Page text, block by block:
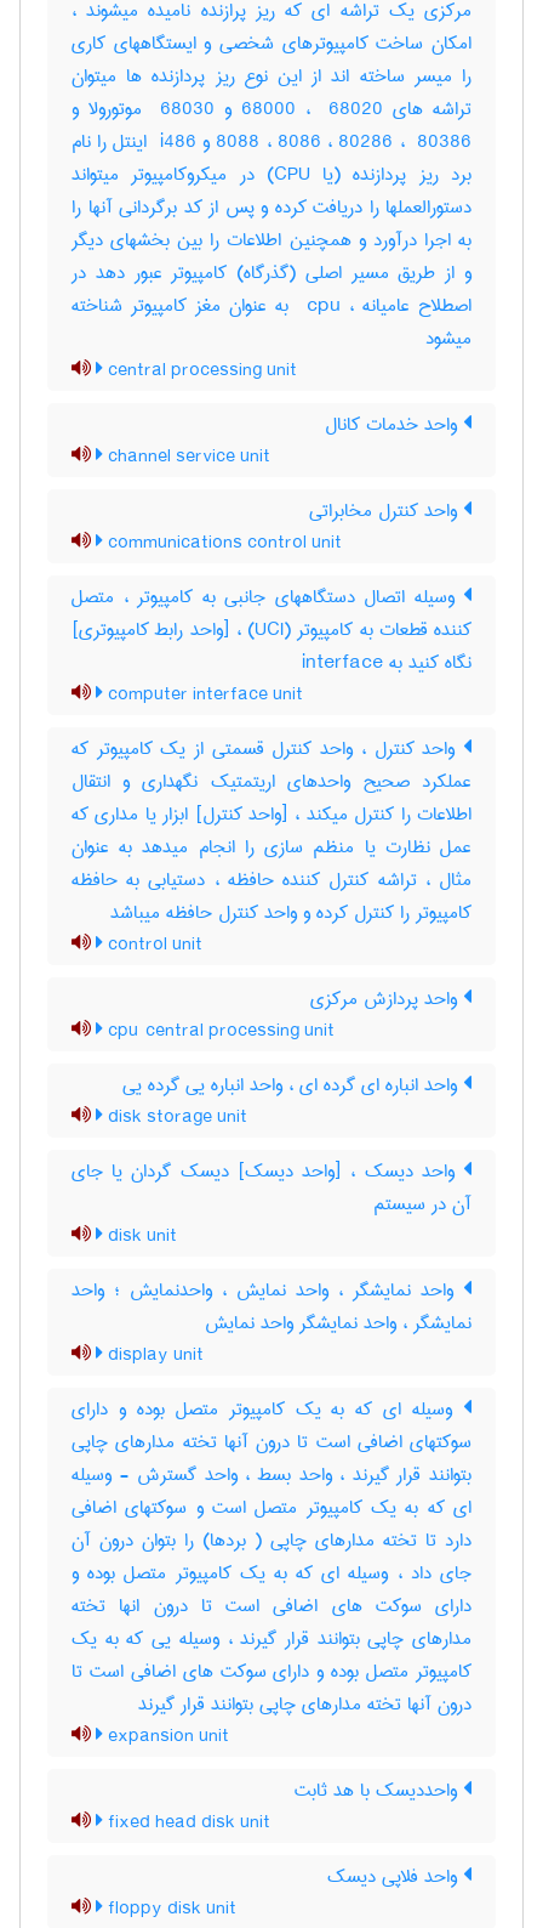
مرکزی یک تراشه ای که ریز پرازنده نامیده میشوند ،
امکان ساخت کامپیوترهای شخصی و ایستگاههای کاری
را میسر ساخته اند از این نوع ریز پردازنده ها میتوان
تراشه های ‎68000 ، ‎ 68020 و ‎ 68030 موتورولا و
‎8088 ، ‎8086 ، ‎80286 ، ‎ 80386 و ‎ i486 اینتل را نام
برد ریز پردازنده (یا ‎CPU) در میکروکامپیوتر میتواند
دستورالعملها را دریافت کرده و پس از کد برگردانی آنها را
به اجرا درآورد و همچنین اطلاعات را بین بخشهای دیگر
و از طریق مسیر اصلی (گذرگاه) کامپیوتر عبور دهد در
اصطلاح عامیانه ، ‎ cpu به عنوان مغز کامپیوتر شناخته
میشود
central processing unit
واحد خدمات کانال
channel service unit
واحد کنترل مخابراتی
communications control unit
وسیله اتصال دستگاههای جانبی به کامپیوتر ، متصل
کننده قطعات به کامپیوتر (UCI) ، [واحد رابط کامپیوتری]
نگاه کنید به ‎ interface
computer interface unit
واحد کنترل ، واحد کنترل قسمتی از یک کامپیوتر که
عملکرد صحیح واحدهای اریتمتیک نگهداری و انتقال
اطلاعات را کنترل میکند ، [واحد کنترل] ابزار یا مداری که
عمل نظارت یا منظم سازی را انجام میدهد به عنوان
مثال ، تراشه کنترل کننده حافظه ، دستیابی به حافظه
کامپیوتر را کنترل کرده و واحد کنترل حافظه میباشد
control unit
واحد پردازش مرکزی
cpu central processing unit
واحد انباره ای گرده ای ، واحد انباره یی گرده یی
disk storage unit
واحد دیسک ، [واحد دیسک] دیسک گردان یا جای
آن در سیستم
disk unit
واحد نمایشگر ، واحد نمایش ، واحدنمایش ؛ واحد
نمایشگر ، واحد نمایشگر واحد نمایش
display unit
وسیله ای که به یک کامپیوتر متصل بوده و دارای
سوکتهای اضافی است تا درون آنها تخته مدارهای چاپی
بتوانند قرار گیرند ، واحد بسط ، واحد گسترش - وسیله
ای که به یک کامپیوتر متصل است و سوکتهای اضافی
دارد تا تخته مدارهای چاپی ( بردها) را بتوان درون آن
جای داد ، وسیله ای که به یک کامپیوتر متصل بوده و
دارای سوکت های اضافی است تا درون انها تخته
مدارهای چاپی بتوانند قرار گیرند ، وسیله یی که به یک
کامپیوتر متصل بوده و دارای سوکت های اضافی است تا
درون آنها تخته مدارهای چاپی بتوانند قرار گیرند
expansion unit
واحددیسک با هد ثابت
fixed head disk unit
واحد فلاپی دیسک
floppy disk unit